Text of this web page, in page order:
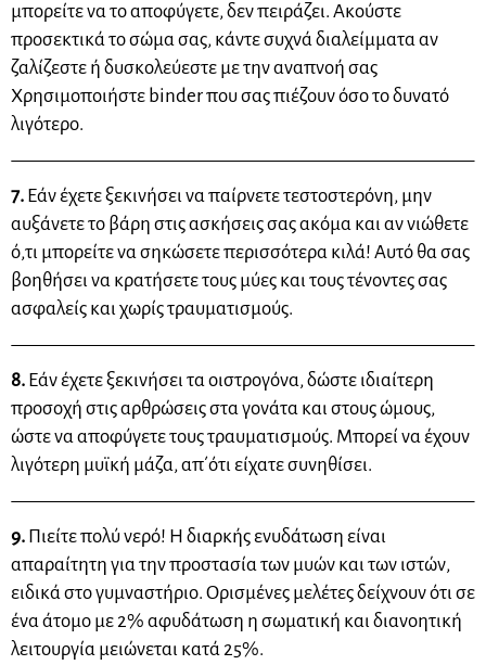
μπορείτε να το αποφύγετε, δεν πειράζει. Ακούστε
προσεκτικά το σώμα σας, κάντε συχνά διαλείμματα αν
ζαλίζεστε ή δυσκολεύεστε με την αναπνοή σας
Χρησιμοποιήστε binder που σας πιέζουν όσο το δυνατό
λιγότερο.
7. Εάν έχετε ξεκινήσει να παίρνετε τεστοστερόνη, μην
αυξάνετε το βάρη στις ασκήσεις σας ακόμα και αν νιώθετε
ό,τι μπορείτε να σηκώσετε περισσότερα κιλά! Αυτό θα σας
βοηθήσει να κρατήσετε τους μύες και τους τένοντες σας
ασφαλείς και χωρίς τραυματισμούς.
8. Εάν έχετε ξεκινήσει τα οιστρογόνα, δώστε ιδιαίτερη
προσοχή στις αρθρώσεις στα γονάτα και στους ώμους,
ώστε να αποφύγετε τους τραυματισμούς. Μπορεί να έχουν
λιγότερη μυϊκή μάζα, απ΄ότι είχατε συνηθίσει.
9. Πιείτε πολύ νερό! Η διαρκής ενυδάτωση είναι
απαραίτητη για την προστασία των μυών και των ιστών,
ειδικά στο γυμναστήριο. Ορισμένες μελέτες δείχνουν ότι σε
ένα άτομο με 2% αφυδάτωση η σωματική και διανοητική
λειτουργία μειώνεται κατά 25%.